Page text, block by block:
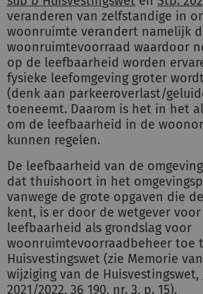
veranderen van zelfstandige in
woonruimte verandert namelijk
woonruimtevoorraad waardoor
op de leefbaarheid worden
fysieke leefomgeving groter
(denk aan parkeeroverlast/
toeneemt. Daarom is het in het
om de leefbaarheid in de
kunnen regelen.
De leefbaarheid van de
dat thuishoort in het
vanwege de grote opgaven die
kent, is er door de wetgever
leefbaarheid als grondslag voor
woonruimtevoorraadbeheer toe
Huisvestingswet (zie Memorie
wijziging van de Huisvestingswet,
2021/2022, 36 190, nr. 3, p. 15).